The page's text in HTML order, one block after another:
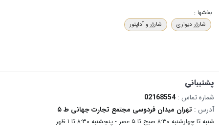
جلوگیری از اتصال کوتاه
بخشها :
شارژر دیواری
شارژر و آداپتور
پشتیبانی
شماره تماس : 02168554
آدرس : تهران میدان فردوسی مجتمع تجارت جهانی ط ۵
شنبه تا چهارشنبه ۸:۳۰ صبح تا ۵ عصر - پنجشنبه ۸:۳۰ تا ۱ ظهر